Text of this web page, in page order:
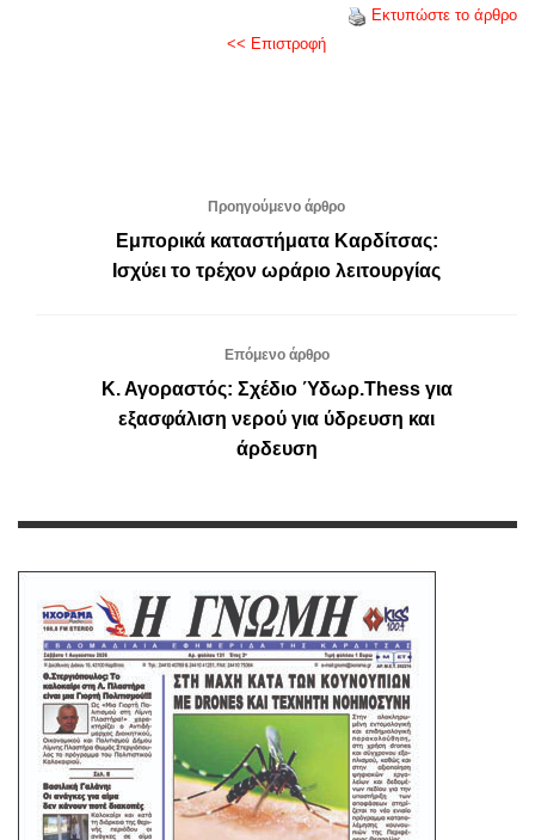
Εκτυπώστε το άρθρο
<< Επιστροφή
Προηγούμενο άρθρο
Εμπορικά καταστήματα Καρδίτσας:
Ισχύει το τρέχον ωράριο λειτουργίας
Επόμενο άρθρο
Κ. Αγοραστός: Σχέδιο Ύδωρ.Thess για
εξασφάλιση νερού για ύδρευση και
άρδευση